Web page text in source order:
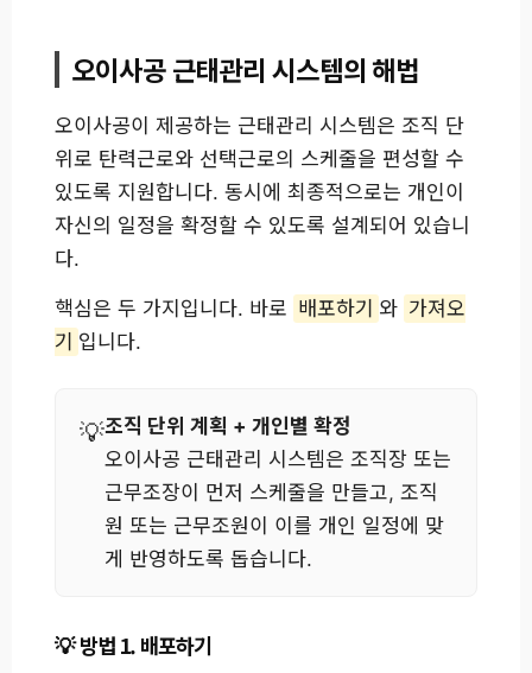
오이사공 근태관리 시스템의 해법
오이사공이 제공하는 근태관리 시스템은 조직 단
위로 탄력근로와 선택근로의 스케줄을 편성할 수
있도록 지원합니다. 동시에 최종적으로는 개인이
자신의 일정을 확정할 수 있도록 설계되어 있습니
다.
핵심은 두 가지입니다. 바로 배포하기 와 가져오
기 입니다.
조직 단위 계획 + 개인별 확정
오이사공 근태관리 시스템은 조직장 또는
근무조장이 먼저 스케줄을 만들고, 조직
원 또는 근무조원이 이를 개인 일정에 맞
게 반영하도록 돕습니다.
방법 1. 배포하기